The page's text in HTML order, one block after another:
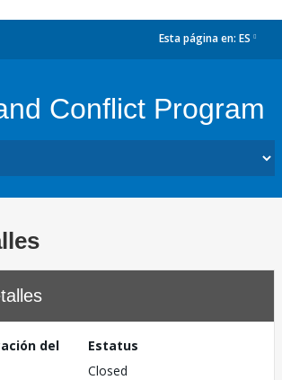
Esta página en: ES
Conflict Program
del
Estatus
Closed